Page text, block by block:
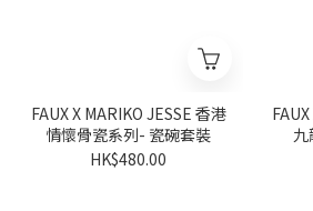
FAUX X MARIKO JESSE 香港
情懷骨瓷系列- 瓷碗套裝
HK$480.00